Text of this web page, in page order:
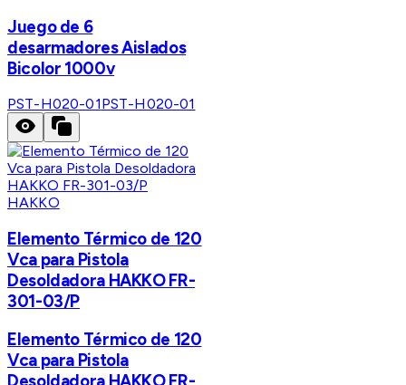
Juego de 6
desarmadores Aislados
Bicolor 1000v
PST-H020-01PST-H020-01
HAKKO
Elemento Térmico de 120
Vca para Pistola
Desoldadora HAKKO FR-
301-03/P
Elemento Térmico de 120
Vca para Pistola
Desoldadora HAKKO FR-